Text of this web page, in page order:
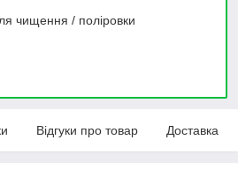
чищення / поліровки
Відгуки про товар Доставка